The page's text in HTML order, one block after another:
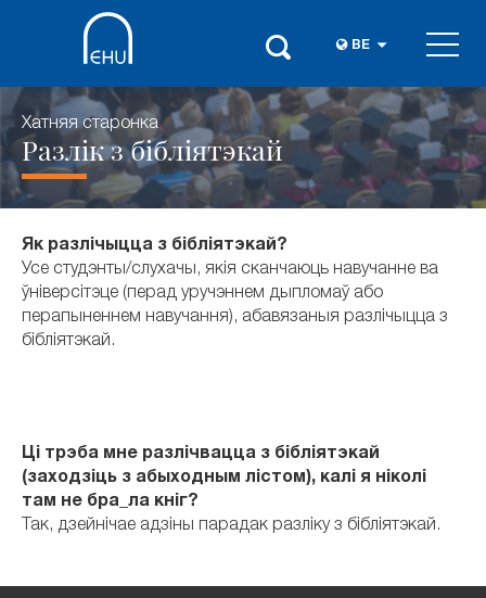
BE
Хатняя старонка
Разлік з бібліятэкай
Як разлічыцца з бібліятэкай?
Усе студэнты/слухачы, якія сканчаюць навучанне ва
ўніверсітэце (перад уручэннем дыпломаў або
перапыненнем навучання), абавязаныя разлічыцца з
бібліятэкай.
Ці трэба мне разлічвацца з бібліятэкай
(заходзіць з абыходным лістом), калі я ніколі
там не бра_ла кніг?
Так, дзейнічае адзіны парадак разліку з бібліятэкай.